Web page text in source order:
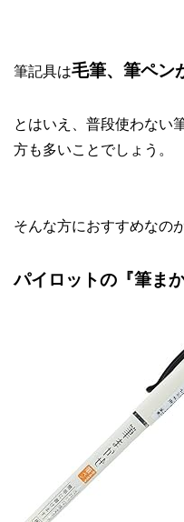
筆記具は毛筆、筆ペン
とはいえ、普段使わない
方も多いことでしょう。
そんな方におすすめなの
パイロットの『筆まか